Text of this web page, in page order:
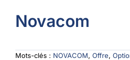
Novacom
Mots-clés : NOVACOM, Offre,